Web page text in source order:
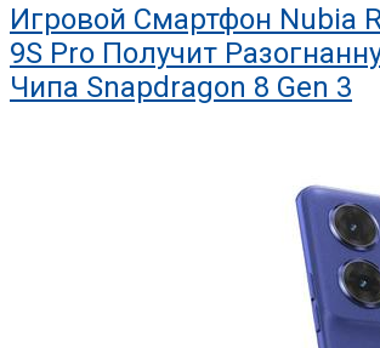
Игровой Смартфон Nubia
9S Pro Получит
Чипа Snapdragon 8 Gen 3